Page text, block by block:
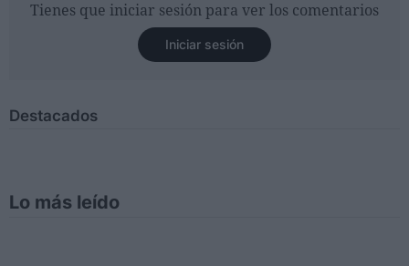
Tienes que iniciar sesión para ver los comentarios
Iniciar sesión
Destacados
Lo más leído